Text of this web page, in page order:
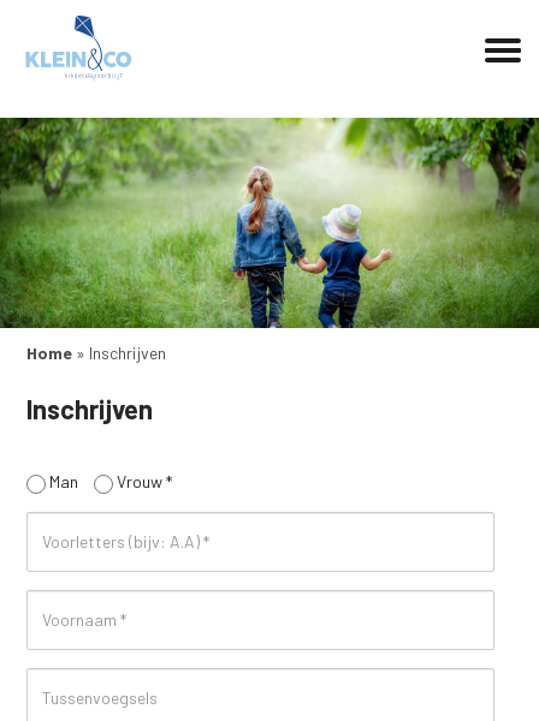
Home » Inschrijven
Inschrijven
gender
Man
Vrouw *
initials
first_name